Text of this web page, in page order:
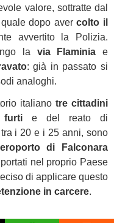
valore, sottratte dal
quale dopo avercolto il
avvertito la Polizia.
la via Flaminia e
: già in passato si
analoghi.
italianotre cittadini
furti e del reato di
i 20 e i 25 anni, sono
di Falconara
nel proprio Paese
di applicare questo
in carcere.